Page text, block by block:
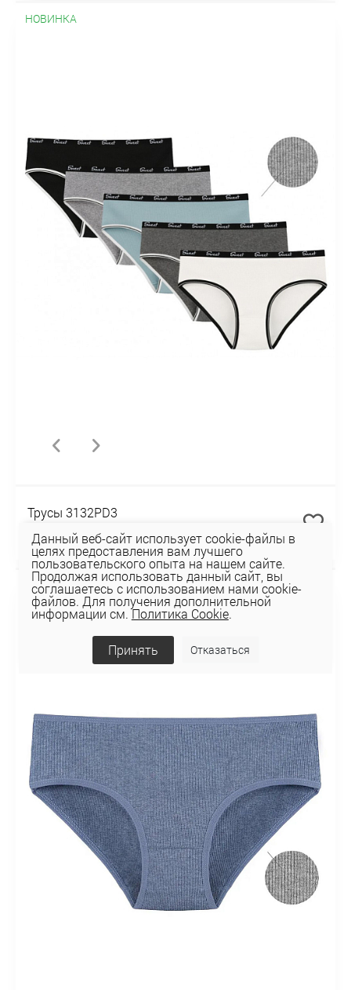
НОВИНКА
Трусы 3132PD3
10,94 руб
НОВИНКА
Данный веб-сайт использует cookie-файлы в
целях предоставления вам лучшего
пользовательского опыта на нашем сайте.
Продолжая использовать данный сайт, вы
соглашаетесь с использованием нами cookie-
файлов. Для получения дополнительной
информации см.Политика Cookie.
Принять Отказаться